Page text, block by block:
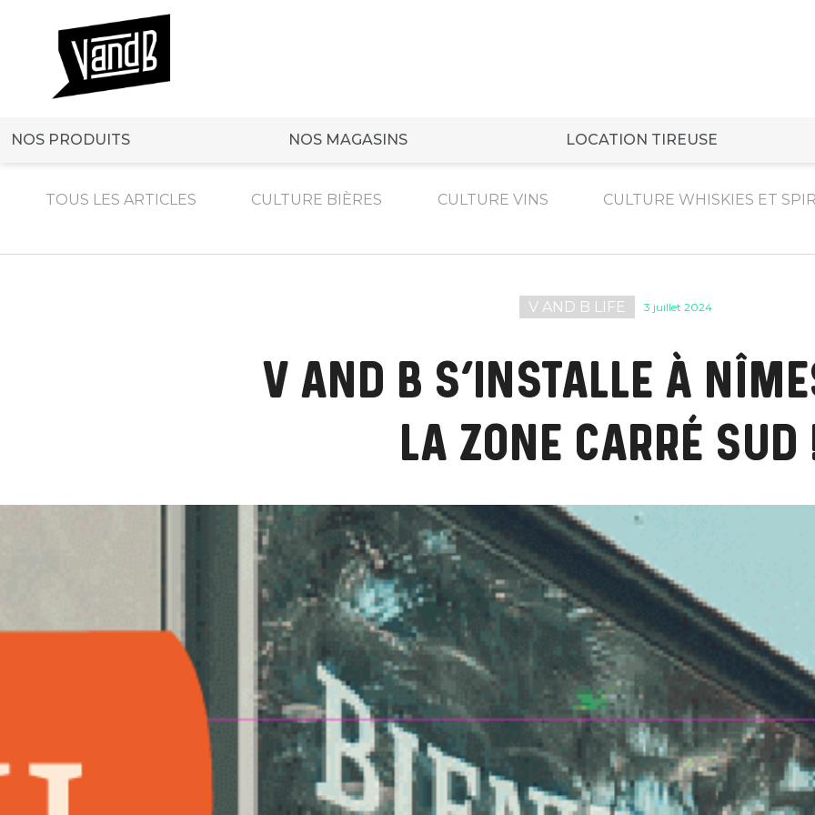
NOS PRODUITS NOS MAGASINS LOCATION TIREUSE
TOUS LES ARTICLES CULTURE BIÈRES CULTURE VINS CULTURE WHISKIES ET
V AND B LIFE 3 juillet 2024
V AND B S’INSTALLE À
LA ZONE CARRÉ SUD